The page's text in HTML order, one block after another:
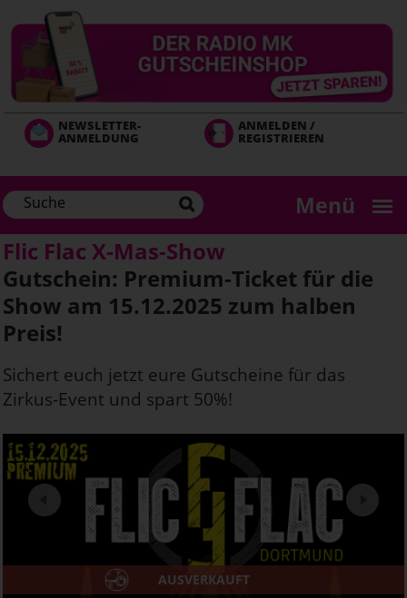
zum
Inhalt
NEWSLETTER-
ANMELDUNG
ANMELDEN /
REGISTRIEREN
Menü
Flic Flac X-Mas-Show
Gutschein: Premium-Ticket für die
Show am 15.12.2025 zum halben
Preis!
Sichert euch jetzt eure Gutscheine für das
Zirkus-Event und spart 50%!
AUSVERKAUFT
Next